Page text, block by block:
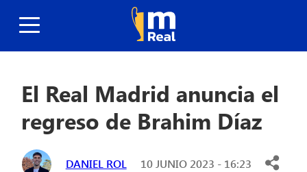
El Real Madrid anuncia el
regreso de Brahim Díaz
DANIEL ROL 10 JUNIO 2023 - 16:23